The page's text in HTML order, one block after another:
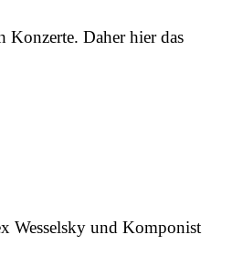
Konzerte. Daher hier das
Wesselsky und Komponist